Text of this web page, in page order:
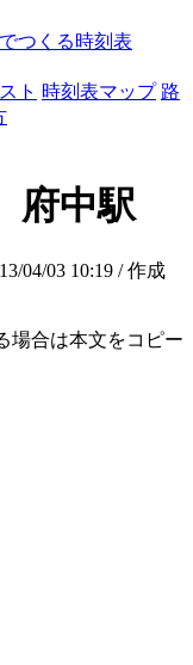
つくる時刻表
ト 時刻表マップ 路
中駅
04/03 10:19 / 作成
場合は本文をコピー